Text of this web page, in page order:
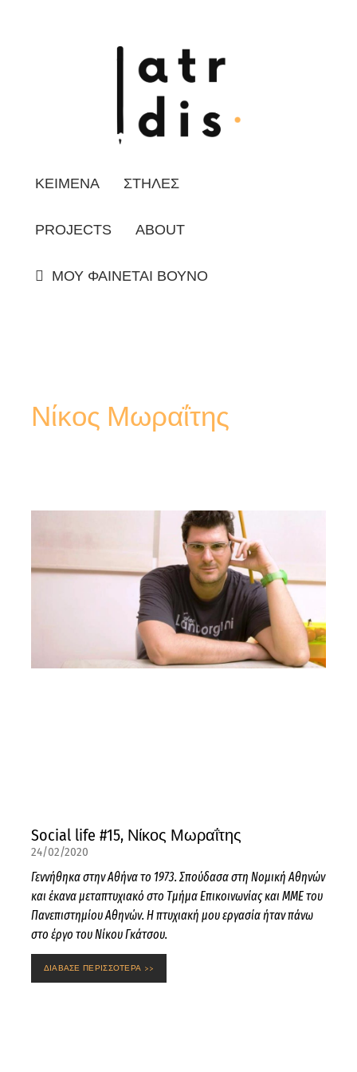
ΚΕΙΜΕΝΑ ΣΤΗΛΕΣ
PROJECTS ABOUT
ΜΟΥ ΦΑΙΝΕΤΑΙ ΒΟΥΝΟ
Νίκος Μωραΐτης
Social life #15, Νίκος Μωραΐτης
24/02/2020
Γεννήθηκα στην Αθήνα το 1973. Σπούδασα στη Νομική Αθηνών
και έκανα μεταπτυχιακό στο Τμήμα Επικοινωνίας και ΜΜΕ του
Πανεπιστημίου Αθηνών. Η πτυχιακή μου εργασία ήταν πάνω
στο έργο του Νίκου Γκάτσου.
ΔΙΑΒΑΣΕ ΠΕΡΙΣΣΟΤΕΡΑ >>